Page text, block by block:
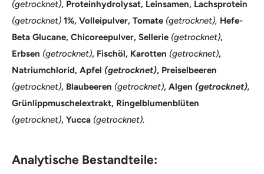
(getrocknet), Proteinhydrolysat, Leinsamen, Lachsprotein
(getrocknet) 1%, Volleipulver, Tomate (getrocknet), Hefe-
Beta Glucane, Chicoreepulver, Sellerie (getrocknet),
Erbsen (getrocknet), Fischöl, Karotten (getrocknet),
Natriumchlorid, Apfel (getrocknet), Preiselbeeren
(getrocknet), Blaubeeren (getrocknet), Algen (getrocknet),
Grünlippmuschelextrakt, Ringelblumenblüten
(getrocknet), Yucca (getrocknet).
Analytische Bestandteile: